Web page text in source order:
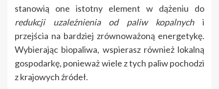
stanowią one istotny element w dążeniu do
redukcji uzależnienia od paliw kopalnychi
przejścia na bardziej zrównoważoną energetykę.
Wybierając biopaliwa, wspierasz również lokalną
gospodarkę, ponieważ wiele z tych paliw pochodzi
z krajowych źródeł.